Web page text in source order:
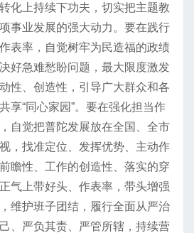
化上持续下功夫，切实把主题教
事业发展的强大动力。要在践行
表率，自觉树牢为民造福的政绩
好急难愁盼问题，最大限度激发
性、创造性，引导广大群众和各
享“同心家园”。要在强化担当作
自觉把普陀发展放在全国、全市
，找准定位、发挥优势、主动作
瞻性、工作的创造性、落实的穿
气上带好头、作表率，带头增强
维护班子团结，履行全面从严治
、严负其责、严管所辖，持续营